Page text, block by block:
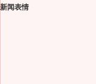
新闻表情